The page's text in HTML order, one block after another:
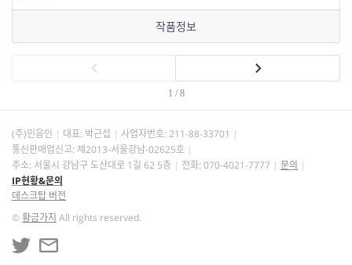
작품정보
1 / 8
(주)민음인 대표: 박근섭 사업자번호: 211-88-33701
통신판매업신고: 제2013-서울강남-02625호
주소: 서울시 강남구 도산대로 1길 62 5층
전화: 070-4021-7777
문의
IP현황&문의
데스크탑 버전
©황금가지 All rights reserved.